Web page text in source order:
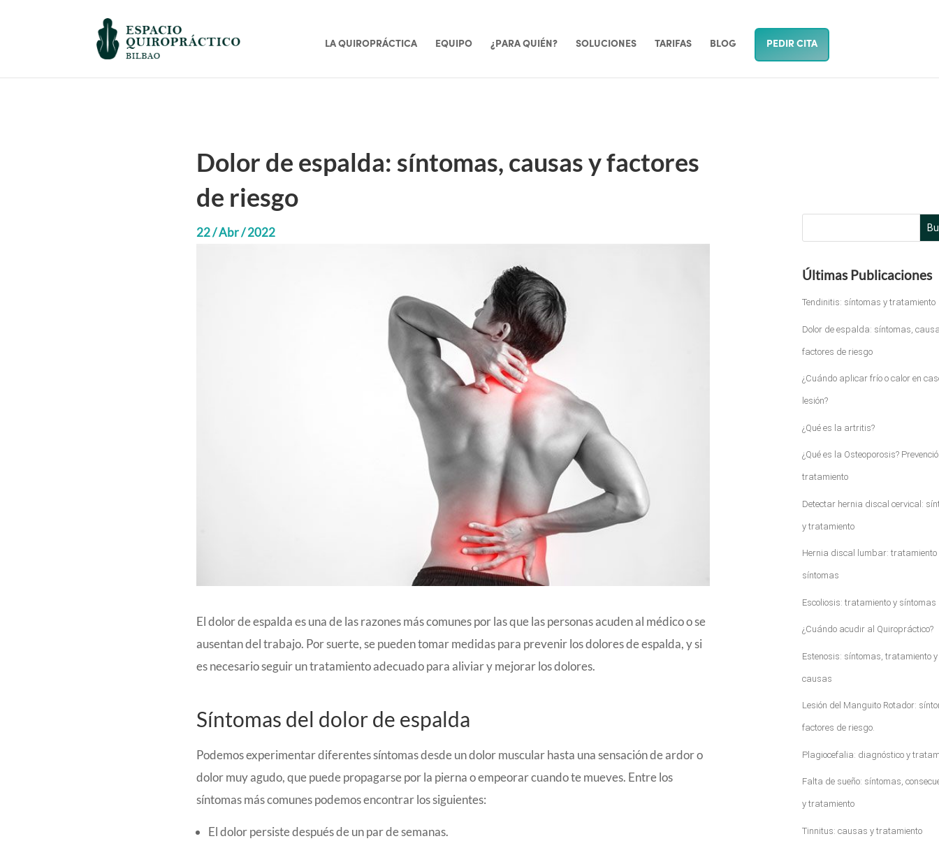
LA QUIROPRÁCTICA EQUIPO ¿PARA QUIÉN? SOLUCIONES TARIFAS BLOG PEDIR CITA
Dolor de espalda: síntomas, causas y factores
de riesgo
22 / Abr / 2022
El dolor de espalda es una de las razones más comunes por las que las personas acuden al médico o se
ausentan del trabajo. Por suerte, se pueden tomar medidas para prevenir los dolores de espalda, y si
es necesario seguir un tratamiento adecuado para aliviar y mejorar los dolores.
Síntomas del dolor de espalda
Podemos experimentar diferentes síntomas desde un dolor muscular hasta una sensación de ardor o
dolor muy agudo, que puede propagarse por la pierna o empeorar cuando te mueves. Entre los
síntomas más comunes podemos encontrar los siguientes:
El dolor persiste después de un par de semanas.
Últimas Publicaciones
Tendinitis: síntomas y tratamiento
Dolor de espalda: síntomas,
factores de riesgo
¿Cuándo aplicar frío o calor en
lesión?
¿Qué es la artritis?
¿Qué es la Osteoporosis?
tratamiento
Detectar hernia discal cervical:
y tratamiento
Hernia discal lumbar: tratamiento
síntomas
Escoliosis: tratamiento y síntomas
¿Cuándo acudir al Quiropráctico?
Estenosis: síntomas, tratamiento y
causas
Lesión del Manguito Rotador:
factores de riesgo.
Plagiocefalia: diagnóstico y
Falta de sueño: síntomas,
y tratamiento
Tinnitus: causas y tratamiento